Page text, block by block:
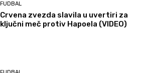
FUDBAL
Crvena zvezda slavila u uvertiri za
ključni meč protiv Hapoela (VIDEO)